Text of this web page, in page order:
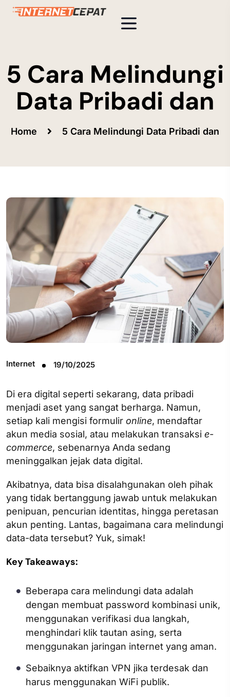
5 Cara Melindungi
Data Pribadi dan
Home 5 Cara Melindungi Data Pribadi dan
Internet 19/10/2025
Di era digital seperti sekarang, data pribadi
menjadi aset yang sangat berharga. Namun,
setiap kali mengisi formulir online, mendaftar
akun media sosial, atau melakukan transaksi e-
commerce, sebenarnya Anda sedang
meninggalkan jejak data digital.
Akibatnya, data bisa disalahgunakan oleh pihak
yang tidak bertanggung jawab untuk melakukan
penipuan, pencurian identitas, hingga peretasan
akun penting. Lantas, bagaimana cara melindungi
data-data tersebut? Yuk, simak!
Key Takeaways:
Beberapa cara melindungi data adalah
dengan membuat password kombinasi unik,
menggunakan verifikasi dua langkah,
menghindari klik tautan asing, serta
menggunakan jaringan internet yang aman.
Sebaiknya aktifkan VPN jika terdesak dan
harus menggunakan WiFi publik.